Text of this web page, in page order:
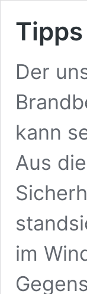
Der
kann
Aus
im